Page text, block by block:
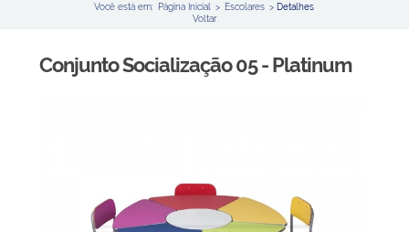
Você está em: Página Inicial > Escolares >Detalhes
Voltar
Conjunto Socialização 05 - Platinum
Ambiente Maker
Armários em Aço